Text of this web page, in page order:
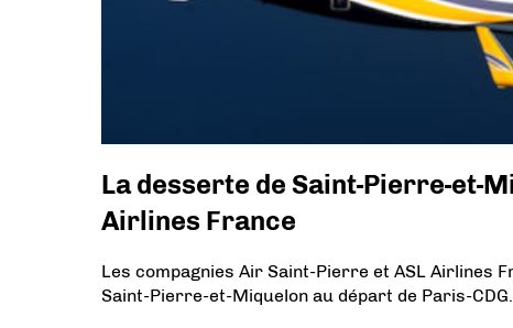
La desserte de Saint-Pierre-et-
Airlines France
Les compagnies Air Saint-Pierre et ASL Airlines
Saint-Pierre-et-Miquelon au départ de Paris-CDG.